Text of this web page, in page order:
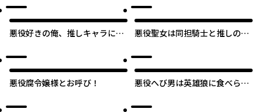
た。痩せて、破滅回避し悪役達
による犯罪を未然に防いでスロ
ーライフを目指す
悪役好きの俺、推しキャラに転
される推しに転生したので、俺
だけ知ってるゲーム知識で破滅
フラグを潰してたら悪役達の帝
悪役聖女は同担騎士と推しの運
悪役腐令嬢様とお呼び！
悪役へび男は英雄狼に食べられ